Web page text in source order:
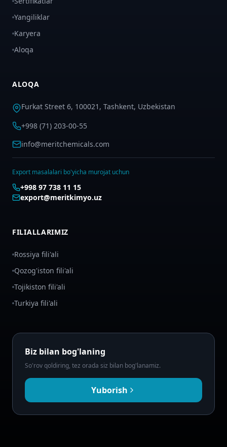
Yangiliklar
Karyera
Aloqa
ALOQA
Furkat Street 6, 100021, Tashkent, Uzbekistan
+998 (71) 203-00-55
info@meritchemicals.com
Export masalalari bo'yicha murojat uchun
+998 97 738 11 15
export@meritkimyo.uz
FILIALLARIMIZ
Rossiya fili'ali
Qozog'iston fili'ali
Tojikiston fili'ali
Turkiya fili'ali
Biz bilan bog'laning
So'rov qoldiring, tez orada siz bilan bog'lanamiz.
Yuborish